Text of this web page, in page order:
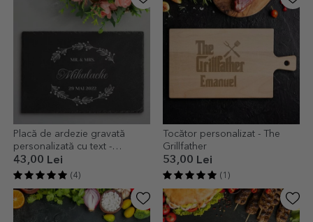
Placă de ardezie gravată
personalizată cu text -
Wedding
43,00 Lei
(4)
Tocător personalizat - The
Grillfather
53,00 Lei
(1)